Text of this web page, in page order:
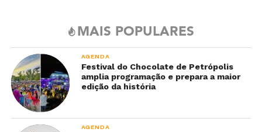
MAIS POPULARES
AGENDA
Festival do Chocolate de Petrópolis
amplia programação e prepara a maior
edição da história
AGENDA